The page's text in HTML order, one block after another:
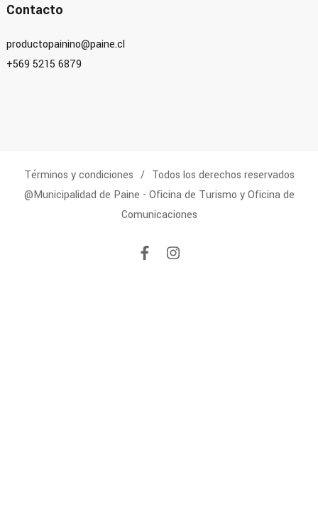
Contacto
productopainino@paine.cl
+569 5215 6879
Términos y condiciones
Todos los derechos reservados
@Municipalidad de Paine - Oficina de Turismo y Oficina de
Comunicaciones